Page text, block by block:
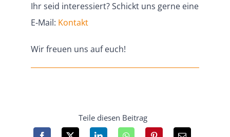
Ihr seid inter­es­siert? Schickt uns gerne eine
E‑Mail: Kontakt
Wir freuen uns auf euch!
Teile diesen Beitrag